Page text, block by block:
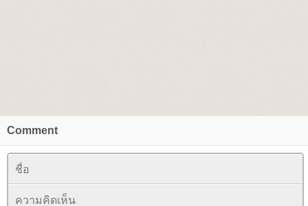
Comment